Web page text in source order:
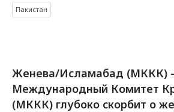
Пакистан
Женева/Исламабад (МККК)
Международный Комитет
(МККК) глубоко скорбит о